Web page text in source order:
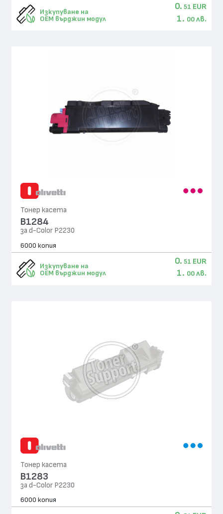
Изкупуване на
OEM върджин модул
0. 51 EUR
1. 00 лв.
Тонер касета
B1284
за d-Color P2230
6000 копия
Изкупуване на
OEM върджин модул
0. 51 EUR
1. 00 лв.
Тонер касета
B1283
за d-Color P2230
6000 копия